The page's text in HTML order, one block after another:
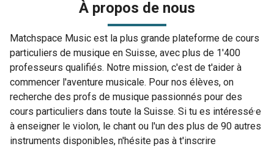
À propos de nous
Matchspace Music est la plus grande plateforme de cours
particuliers de musique en Suisse, avec plus de 1'400
professeurs qualifiés. Notre mission, c'est de t'aider à
commencer l'aventure musicale. Pour nos élèves, on
recherche des profs de musique passionnés pour des
cours particuliers dans toute la Suisse. Si tu es intéressé·e
à enseigner le violon, le chant ou l'un des plus de 90 autres
instruments disponibles, n'hésite pas à t'inscrire